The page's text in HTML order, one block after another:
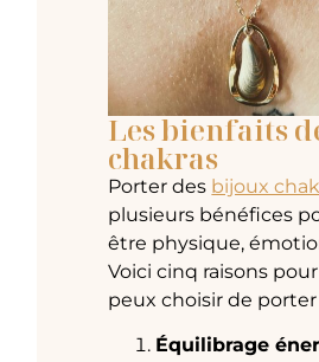
Les bienfaits
chakras
Porter des bijoux
plusieurs bénéfices
être physique,
Voici cinq raisons
peux choisir de
Équilibrage